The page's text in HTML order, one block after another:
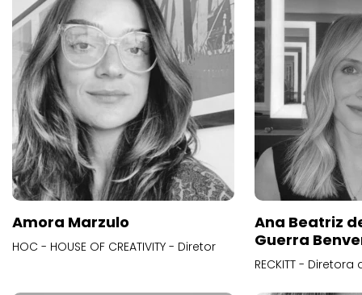
Amora Marzulo
HOC - HOUSE OF CREATIVITY - Diretor
Ana Beatriz
Guerra
RECKITT -